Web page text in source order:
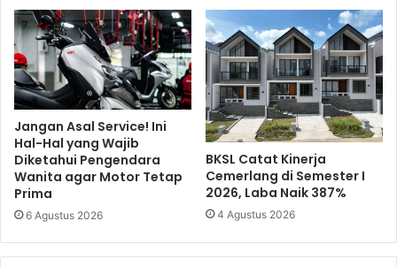
Jangan Asal Service! Ini
Hal-Hal yang Wajib
Diketahui Pengendara
Wanita agar Motor Tetap
Prima
6 Agustus 2026
BKSL Catat Kinerja
Cemerlang di Semester I
2026, Laba Naik 387%
4 Agustus 2026